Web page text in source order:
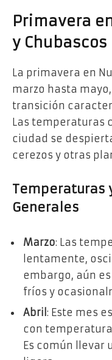
Primavera
y Chubascos
La primavera en
marzo hasta
transición
Las temperaturas
ciudad se
cerezos y otras
Temperaturas
Generales
Marzo: Las
lentamente,
embargo, aún
fríos y
Abril : Este mes
con
Es común llevar